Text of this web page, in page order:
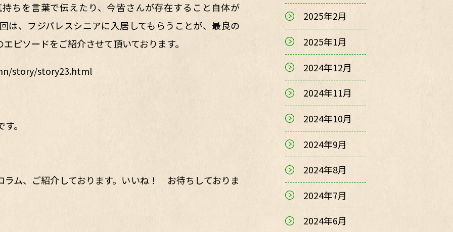
ちを言葉で伝えたり、今皆さんが存在すること自体が
は、フジパレスシニアに入居してもらうことが、最良の
ピソードをご紹介させて頂いております。
story/story23.html
。
ム、ご紹介しております。いいね！ お待ちしておりま
2025年2月
2025年1月
2024年12月
2024年11月
2024年10月
2024年9月
2024年8月
2024年7月
2024年6月